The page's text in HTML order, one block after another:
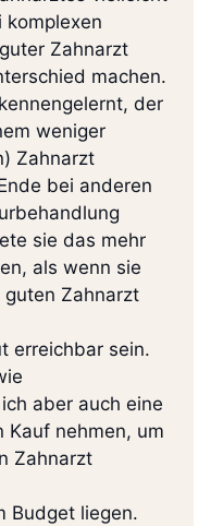
komplexen
Zahnarzt
machen.
der
weniger
Zahnarzt
bei anderen
sie das mehr
als wenn sie
Zahnarzt
erreichbar sein.
aber auch eine
nehmen, um
Zahnarzt
Budget liegen.